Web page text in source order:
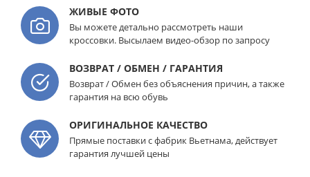
ЖИВЫЕ ФОТО
Вы можете детально рассмотреть наши
кроссовки. Высылаем видео-обзор по запросу
ВОЗВРАТ / ОБМЕН / ГАРАНТИЯ
Возврат / Обмен без объяснения причин, а также
гарантия на всю обувь
ОРИГИНАЛЬНОЕ КАЧЕСТВО
Прямые поставки с фабрик Вьетнама, действует
гарантия лучшей цены